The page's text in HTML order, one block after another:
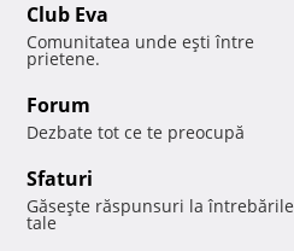
Club Eva
Comunitatea unde eşti între
prietene.
Forum
Dezbate tot ce te preocupă
Sfaturi
Găseşte răspunsuri la întrebările
tale